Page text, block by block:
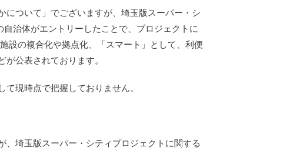
ついて」でございますが、埼玉版スーパー・シ
治体がエントリーしたことで、プロジェクトに
設の複合化や拠点化、「スマート」として、利便
公表されております。
現時点で把握しておりません。
埼玉版スーパー・シティプロジェクトに関する